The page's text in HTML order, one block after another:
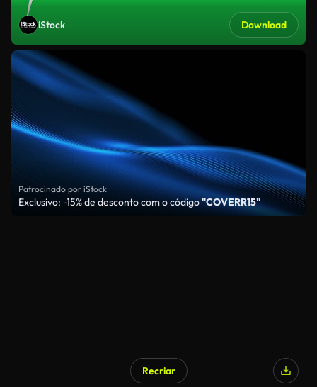
iStock Download
Patrocinado por iStock
Exclusivo: -15% de desconto com o código"COVERR15"
Recriar